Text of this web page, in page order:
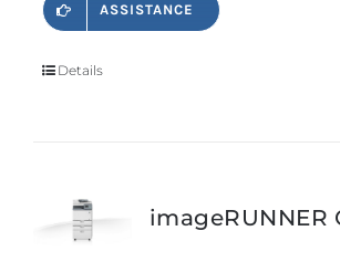
ASSISTANCE
Details
imageRUNNER